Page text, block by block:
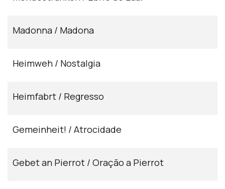
Madonna / Madona
Heimweh / Nostalgia
Heimfabrt / Regresso
Gemeinheit! / Atrocidade
Gebet an Pierrot / Oração a Pierrot